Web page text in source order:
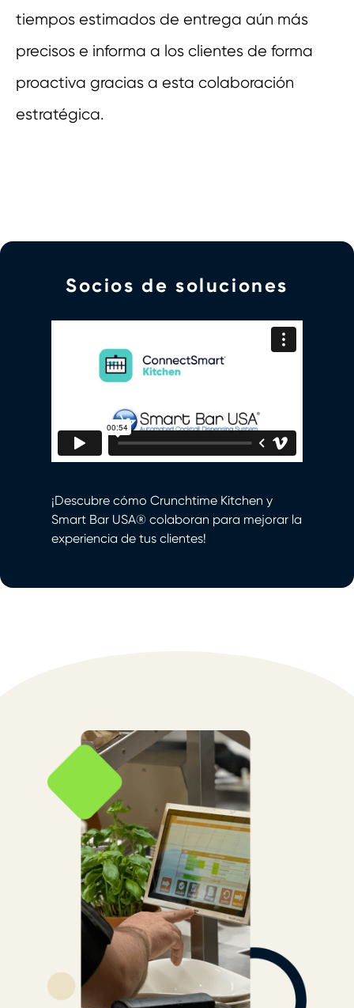
tiempos estimados de entrega aún más
precisos e informa a los clientes de forma
proactiva gracias a esta colaboración
estratégica.
Socios de soluciones
¡Descubre cómo Crunchtime Kitchen y
Smart Bar USA® colaboran para mejorar la
experiencia de tus clientes!